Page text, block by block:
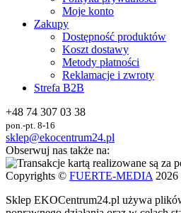
Moje konto
Zakupy
Dostępność produktów
Koszt dostawy
Metody płatności
Reklamacje i zwroty
Strefa B2B
+48 74 307 03 38
pon.-pt. 8-16
sklep@ekocentrum24.pl
Obserwuj nas także na:
Copyrights © FUERTE-MEDIA 2026
Sklep EKOCentrum24.pl używa